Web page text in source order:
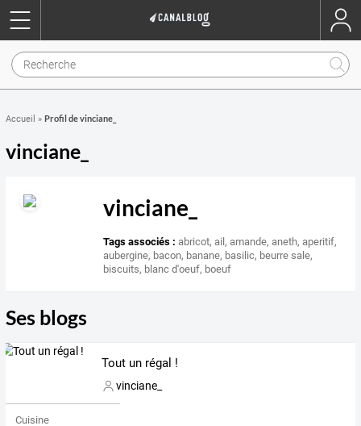
Accueil » Profil de vinciane_
vinciane_
vinciane_
Tags associés : abricot,ail,amande,aneth,aperitif,
aubergine, bacon, banane, basilic, beurre sale,
biscuits, blanc d'oeuf, boeuf
Ses blogs
Tout un régal !
vinciane_
Cuisine